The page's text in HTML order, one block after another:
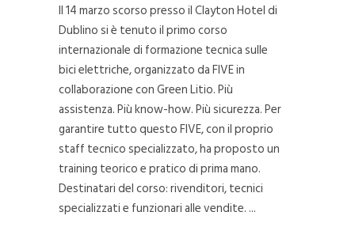
Il 14 marzo scorso presso il Clayton Hotel di
Dublino si è tenuto il primo corso
internazionale di formazione tecnica sulle
bici elettriche, organizzato da FIVE in
collaborazione con Green Litio. Più
assistenza. Più know-how. Più sicurezza. Per
garantire tutto questo FIVE, con il proprio
staff tecnico specializzato, ha proposto un
training teorico e pratico di prima mano.
Destinatari del corso: rivenditori, tecnici
specializzati e funzionari alle vendite. ...